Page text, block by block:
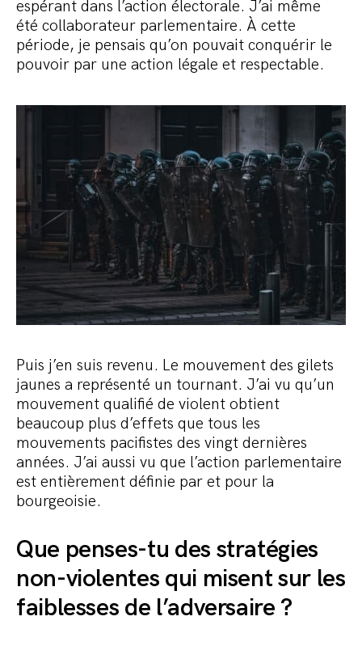
espérant dans l’action électorale. J’ai même
été collaborateur parlementaire. À cette
période, je pensais qu’on pouvait conquérir le
pouvoir par une action légale et respectable.
Puis j’en suis revenu. Le mouvement des gilets
jaunes a représenté un tournant. J’ai vu qu’un
mouvement qualifié de violent obtient
beaucoup plus d’effets que tous les
mouvements pacifistes des vingt dernières
années. J’ai aussi vu que l’action parlementaire
est entièrement définie par et pour la
bourgeoisie.
Que penses-tu des stratégies
non-violentes qui misent sur les
faiblesses de l’adversaire ?